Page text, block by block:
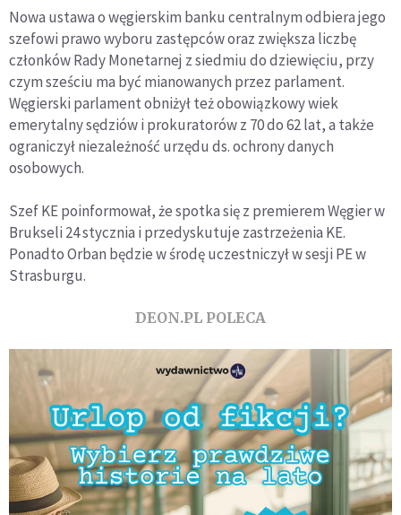
Nowa ustawa o węgierskim banku centralnym odbiera jego
szefowi prawo wyboru zastępców oraz zwiększa liczbę
członków Rady Monetarnej z siedmiu do dziewięciu, przy
czym sześciu ma być mianowanych przez parlament.
Węgierski parlament obniżył też obowiązkowy wiek
emerytalny sędziów i prokuratorów z 70 do 62 lat, a także
ograniczył niezależność urzędu ds. ochrony danych
osobowych.
Szef KE poinformował, że spotka się z premierem Węgier w
Brukseli 24 stycznia i przedyskutuje zastrzeżenia KE.
Ponadto Orban będzie w środę uczestniczył w sesji PE w
Strasburgu.
DEON.PL POLECA